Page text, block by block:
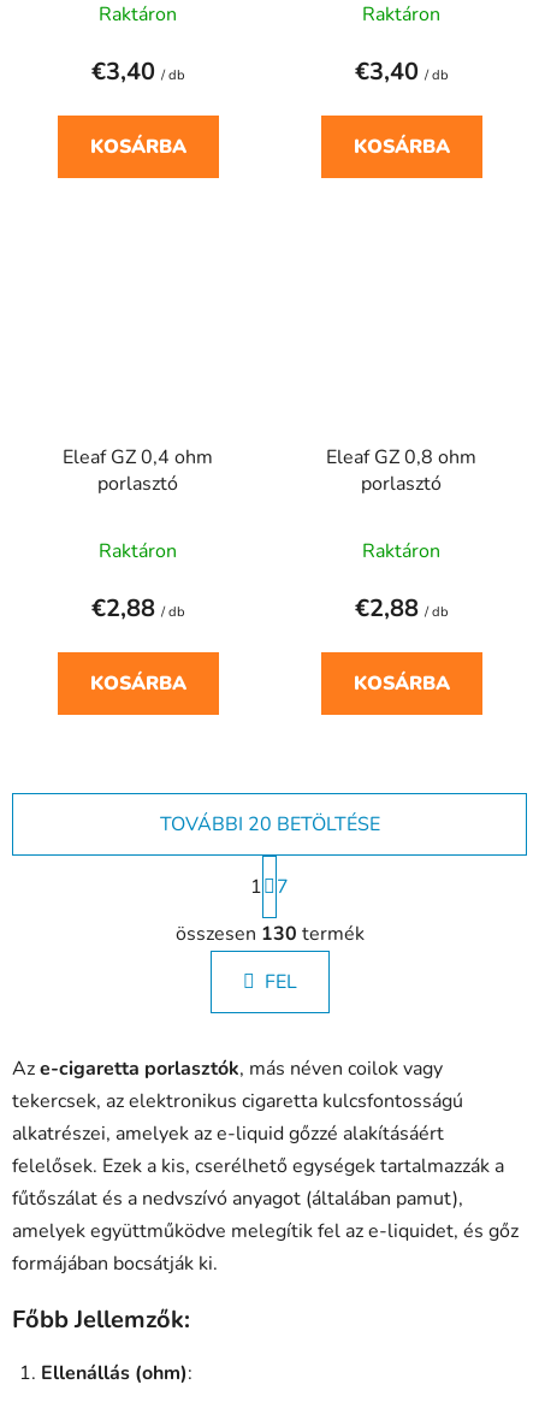
Raktáron
€3,40 / db
KOSÁRBA
Raktáron
€3,40 / db
KOSÁRBA
Eleaf GZ 0,4 ohm
porlasztó
Raktáron
€2,88 / db
KOSÁRBA
Eleaf GZ 0,8 ohm
porlasztó
Raktáron
€2,88 / db
KOSÁRBA
L
i
s
t
a
r
á
n
y
í
t
á
TOVÁBBI 20 BETÖLTÉSE
L
a
p
o
z
á
1
7
összesen 130 termék
FEL
Aze-cigaretta porlasztók, más néven coilok vagy
tekercsek, az elektronikus cigaretta kulcsfontosságú
alkatrészei, amelyek az e-liquid gőzzé alakításáért
felelősek. Ezek a kis, cserélhető egységek tartalmazzák a
fűtőszálat és a nedvszívó anyagot (általában pamut),
amelyek együttműködve melegítik fel az e-liquidet, és gőz
formájában bocsátják ki.
Főbb Jellemzők:
Ellenállás (ohm):